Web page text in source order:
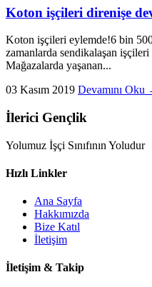
Koton işçileri direnişe
Koton işçileri eylemde!6 bin
zamanlarda sendikalaşan işçileri
Mağazalarda yaşanan...
03 Kasım 2019 Devamını Oku
İlerici Gençlik
Yolumuz İşçi Sınıfının Yoludur
Hızlı Linkler
Ana Sayfa
Hakkımızda
Bize Katıl
İletişim
İletişim & Takip